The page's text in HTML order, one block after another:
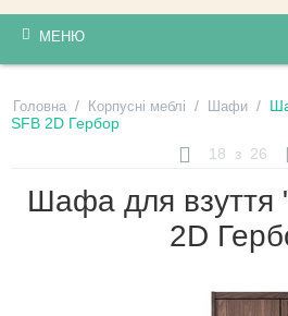
МЕНЮ
Головна / Корпусні меблі / Шафи /
SFB 2D Гербор
18
з 26
Шафа для
2D